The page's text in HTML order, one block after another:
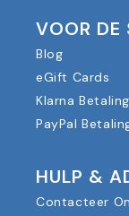
VOOR DE
Blog
eGift Cards
Klarna
PayPal
HULP &
Contacteer